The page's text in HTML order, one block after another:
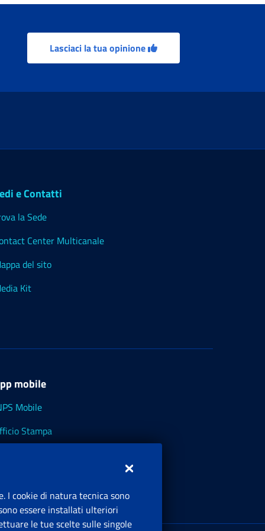
Lasciaci la tua opinione
e Contatti
la Sede
Center Multicanale
del sito
Kit
mobile
Mobile
Stampa
I cookie di natura tecnica sono
essere installati ulteriori
le tue scelte sulle singole